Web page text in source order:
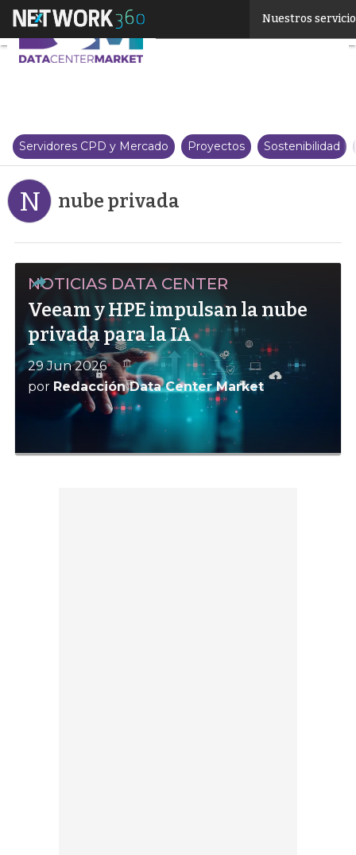
Nuestros
Servidores CPD y Mercado Proyectos Sostenibilidad
N nube privada
NOTICIAS DATA CENTER
Veeam y HPE impulsan la nube
privada para la IA
29 Jun 2026
por Redacción Data Center Market